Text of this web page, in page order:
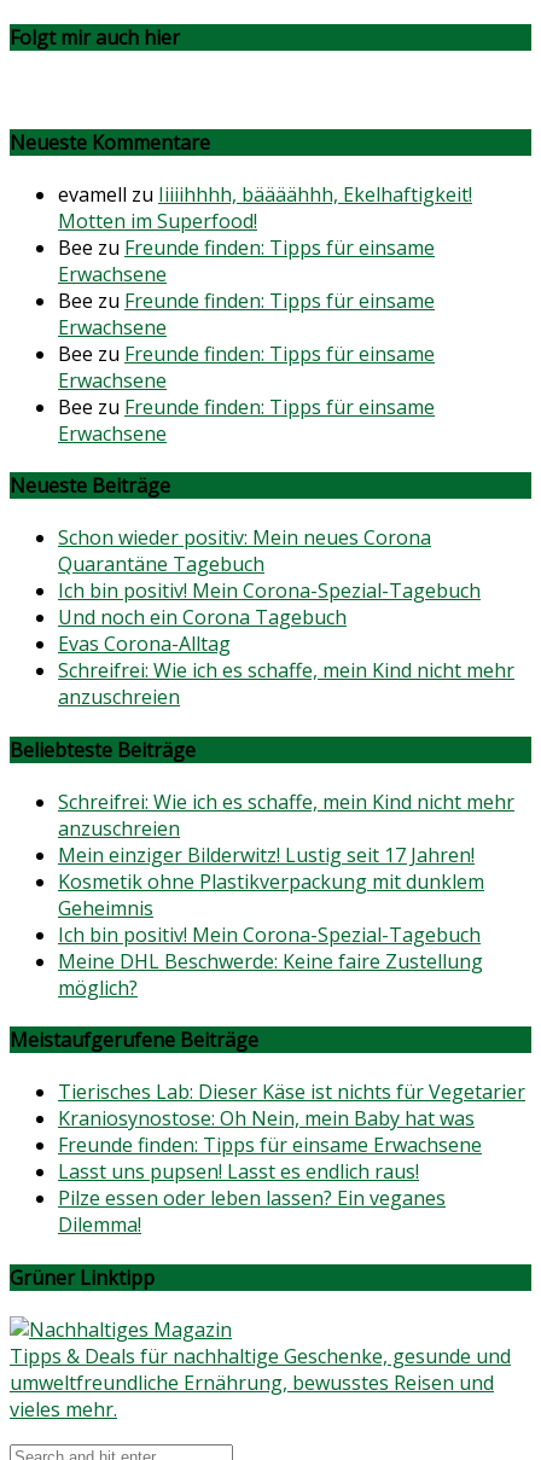
Folgt mir auch hier
Neueste Kommentare
evamell zu Iiiiihhhh, bäääähhh, Ekelhaftigkeit!
Motten im Superfood!
Bee zu Freunde finden: Tipps für einsame
Erwachsene
Bee zu Freunde finden: Tipps für einsame
Erwachsene
Bee zu Freunde finden: Tipps für einsame
Erwachsene
Bee zu Freunde finden: Tipps für einsame
Erwachsene
Neueste Beiträge
Schon wieder positiv: Mein neues Corona
Quarantäne Tagebuch
Ich bin positiv! Mein Corona-Spezial-Tagebuch
Und noch ein Corona Tagebuch
Evas Corona-Alltag
Schreifrei: Wie ich es schaffe, mein Kind nicht mehr
anzuschreien
Beliebteste Beiträge
Schreifrei: Wie ich es schaffe, mein Kind nicht mehr
anzuschreien
Mein einziger Bilderwitz! Lustig seit 17 Jahren!
Kosmetik ohne Plastikverpackung mit dunklem
Geheimnis
Ich bin positiv! Mein Corona-Spezial-Tagebuch
Meine DHL Beschwerde: Keine faire Zustellung
möglich?
Meistaufgerufene Beiträge
Tierisches Lab: Dieser Käse ist nichts für Vegetarier
Kraniosynostose: Oh Nein, mein Baby hat was
Freunde finden: Tipps für einsame Erwachsene
Lasst uns pupsen! Lasst es endlich raus!
Pilze essen oder leben lassen? Ein veganes
Dilemma!
Grüner Linktipp
Tipps & Deals für nachhaltige Geschenke, gesunde und
umweltfreundliche Ernährung, bewusstes Reisen und
vieles mehr.